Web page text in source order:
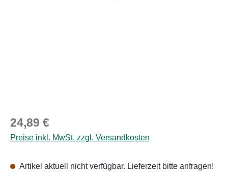
Regulärer Preis:
24,89 €
Preise inkl. MwSt. zzgl. Versandkosten
Artikel aktuell nicht verfügbar. Lieferzeit bitte anfragen!